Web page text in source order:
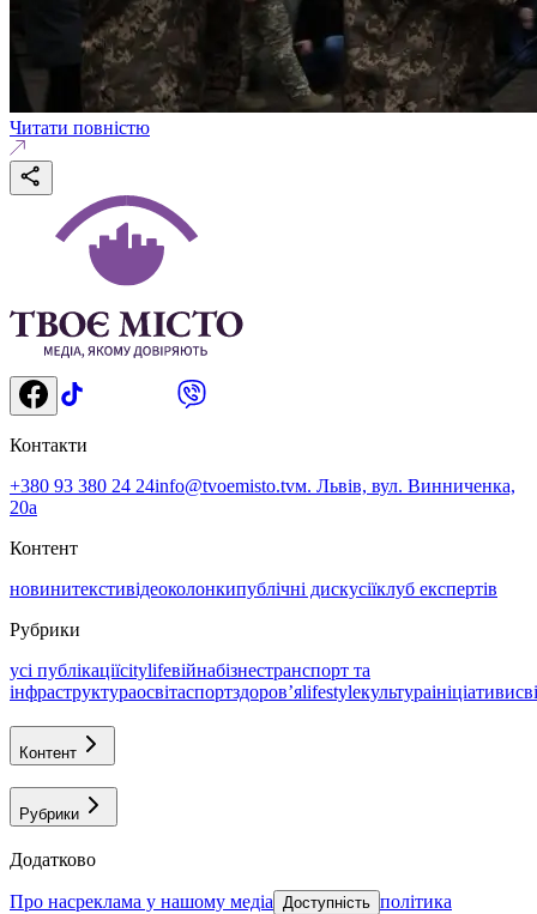
Читати повністю
Контакти
+380 93 380 24 24info@tvoemisto.tvм. Львів, вул. Винниченка,
20а
Контент
новинитекстивідеоколонкипублічні дискусіїклуб експертів
Рубрики
усі публікаціїcitylifeвійнабізнестранспорт та
інфраструктураосвітаспортздоровʼяlifestyleкультураініціативи
Контент
Рубрики
Додатково
про насреклама у нашому медіа Доступність політика